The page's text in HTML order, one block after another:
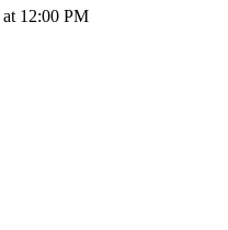
12:00 PM